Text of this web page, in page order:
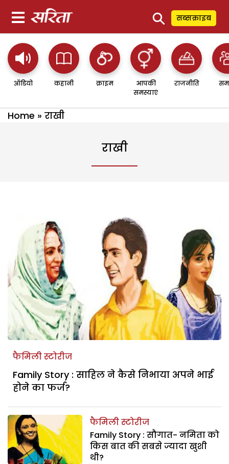
⚲ सब्सक्राइब
ऑडियो कहानी क्राइम
आपकी
समस्याएं
राजनीति
Home » राखी
राखी
फैमिली स्टोरीज
Family Story : साहिल ने कैसे निभाया अपने भाई
होने का फर्ज?
फैमिली स्टोरीज
Family Story : सौगात- नमिता को
किस बात की सबसे ज्यादा खुशी
थी?